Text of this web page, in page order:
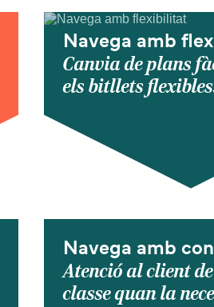
Navega amb
Canvia de plans
els bitllets
Navega amb
Atenció al client
classe quan la